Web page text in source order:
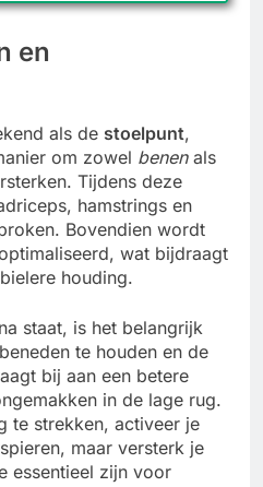
en
als de stoelpunt,
om zowel benenals
Tijdens deze
hamstrings en
Bovendien wordt
wat bijdraagt
houding.
staat, is het belangrijk
te houden en de
bij aan een betere
in de lage rug.
te strekken, activeer je
maar versterk je
essentieel zijn voor